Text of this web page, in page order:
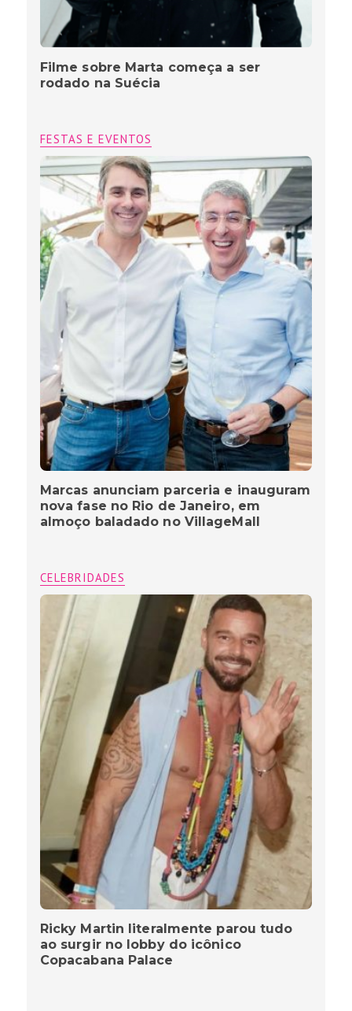
Filme sobre Marta começa a ser
rodado na Suécia
FESTAS E EVENTOS
Marcas anunciam parceria e inauguram
nova fase no Rio de Janeiro, em
almoço baladado no VillageMall
CELEBRIDADES
Ricky Martin literalmente parou tudo
ao surgir no lobby do icônico
Copacabana Palace